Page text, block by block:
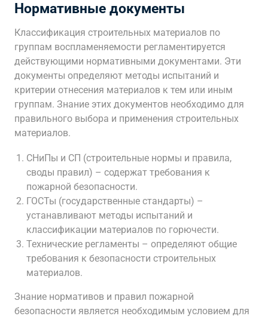
Нормативные документы
Классификация строительных материалов по
группам воспламеняемости регламентируется
действующими нормативными документами. Эти
документы определяют методы испытаний и
критерии отнесения материалов к тем или иным
группам. Знание этих документов необходимо для
правильного выбора и применения строительных
материалов.
СНиПы и СП (строительные нормы и правила,
своды правил) – содержат требования к
пожарной безопасности.
ГОСТы (государственные стандарты) –
устанавливают методы испытаний и
классификации материалов по горючести.
Технические регламенты – определяют общие
требования к безопасности строительных
материалов.
Знание нормативов и правил пожарной
безопасности является необходимым условием для